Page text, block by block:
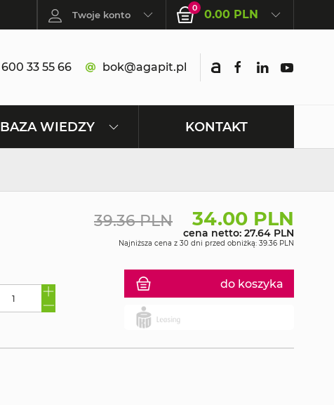
Twoje konto
0 0.00 PLN
600 33 55 66 bok@agapit.pl
BAZA WIEDZY KONTAKT
39.36 PLN 34.00 PLN
cena netto: 27.64 PLN
Najniższa cena z 30 dni przed obniżką: 39.36 PLN
do koszyka